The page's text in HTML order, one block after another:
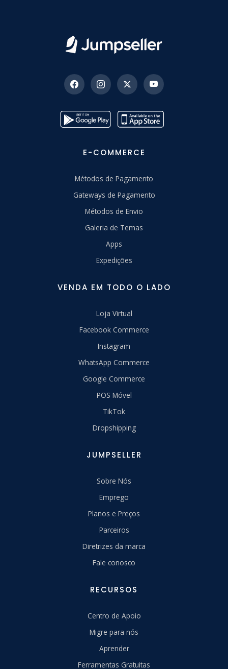
E-COMMERCE
Métodos de Pagamento
Gateways de Pagamento
Métodos de Envio
Galeria de Temas
Apps
Expedições
VENDA EM TODO O LADO
Loja Virtual
Facebook Commerce
Instagram
WhatsApp Commerce
Google Commerce
POS Móvel
TikTok
Dropshipping
JUMPSELLER
Sobre Nós
Emprego
Planos e Preços
Parceiros
Diretrizes da marca
Fale conosco
RECURSOS
Centro de Apoio
Migre para nós
Aprender
Ferramentas Gratuitas